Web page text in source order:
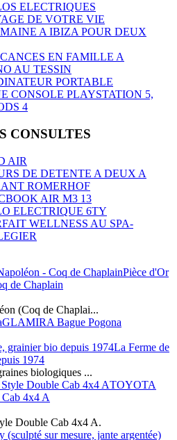
ELECTRIQUES
DE VOTRE VIE
A IBIZA POUR DEUX
EN FAMILLE A
AU TESSIN
PORTABLE
CONSOLE PLAYSTATION 5,
4
CONSULTES
AIR
DE DETENTE A DEUX A
ROMERHOF
AIR M3 13
ELECTRIQUE 6TY
WELLNESS AU SPA-
Pièce d'Or
de Chaplain
(Coq de Chaplai...
GLAMIRA Bague Pogona
La Ferme de
1974
biologiques ...
TOYOTA
4x4 A
Double Cab 4x4 A.